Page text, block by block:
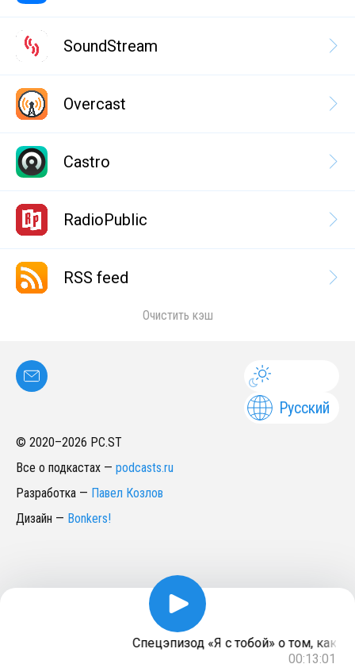
SoundStream
Overcast
Castro
RadioPublic
RSS feed
Очистить кэш
Русский
© 2020–2026 PC.ST
Все о подкастах — podcasts.ru
Разработка — Павел Козлов
Дизайн — Bonkers!
Спецэпизод «Я с тобой» о том, как
00:13:01